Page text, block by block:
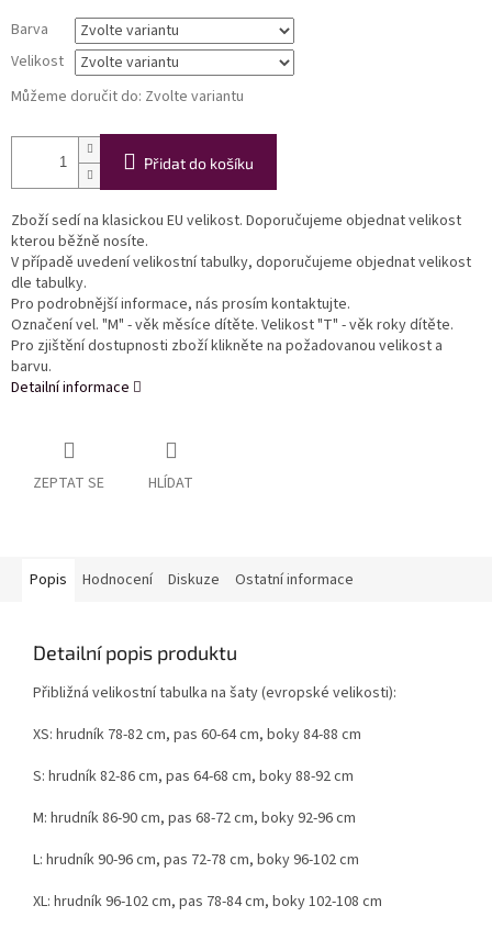
Barva
Velikost
Můžeme doručit do: Zvolte variantu
Přidat do košíku
Zboží sedí na klasickou EU velikost. Doporučujeme objednat velikost
kterou běžně nosíte.
V případě uvedení velikostní tabulky, doporučujeme objednat velikost
dle tabulky.
Pro podrobnější informace, nás prosím kontaktujte.
Označení vel. "M" - věk měsíce dítěte. Velikost "T" - věk roky dítěte.
Pro zjištění dostupnosti zboží klikněte na požadovanou velikost a
barvu.
Detailní informace
ZEPTAT SE HLÍDAT
Popis Hodnocení Diskuze Ostatní informace
Detailní popis produktu
Přibližná velikostní tabulka na šaty (evropské velikosti):
XS: hrudník 78-82 cm, pas 60-64 cm, boky 84-88 cm
S: hrudník 82-86 cm, pas 64-68 cm, boky 88-92 cm
M: hrudník 86-90 cm, pas 68-72 cm, boky 92-96 cm
L: hrudník 90-96 cm, pas 72-78 cm, boky 96-102 cm
XL: hrudník 96-102 cm, pas 78-84 cm, boky 102-108 cm